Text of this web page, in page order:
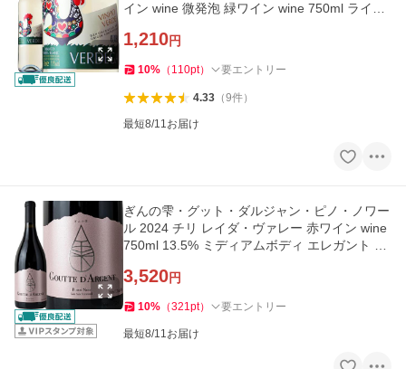
イン wine 微発泡 緑ワイン wine 750ml ライト
1,210円
10% （ 110pt） 要エントリー
4.33（9件）
最短8/11お届け
ぎんの雫・グット・ダルジャン・ピノ・ノワー
ル 2024 チリ レイダ・ヴァレー 赤ワイン wine
750ml 13.5% ミディアムボディ エレガント 果
3,520円
10% （321pt） 要エントリー
最短8/11お届け